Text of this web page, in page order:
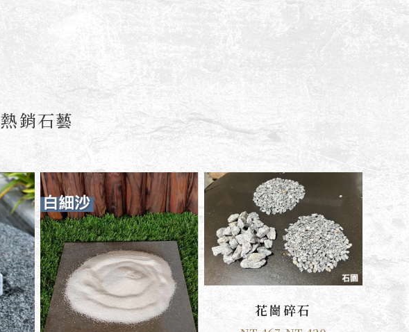
熱銷石藝
加入購物車
花崗碎石